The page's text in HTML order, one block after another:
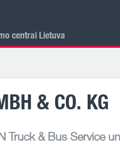
centrai Lietuva
& CO. KG
Truck & Bus Service